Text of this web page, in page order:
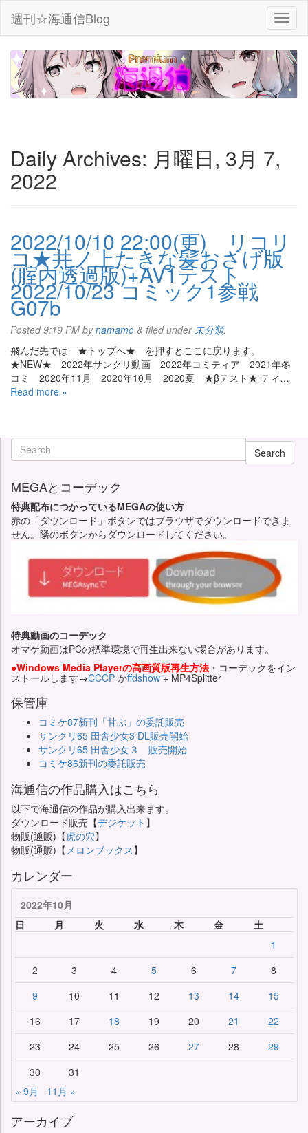
週刊☆海通信Blog
Daily Archives: 月曜日, 3月 7,
2022
2022/10/10 22:00(更) リコリ
コ★井ノ上たきな髪おさげ版
(腟内透過版)+AV1テスト
2022/10/23 コミック1参戦
G07b
Posted9:19 PM bynamamo & filed under未分類.
飛んだ先では—★トップへ★—を押すとここに戻ります。
★NEW★ 2022年サンクリ動画 2022年コミティア 2021年冬
コミ 2020年11月 2020年10月 2020夏 ★βテスト★ ティ…
Read more »
Search
MEGAとコーデック
特典配布につかっているMEGAの使い方
赤の「ダウンロード」ボタンではブラウザでダウンロードできま
せん。隣のボタンからダウンロードしてください。
特典動画のコーデック
オマケ動画はPCの標準環境で再生出来ない場合があります。
●Windows Media Playerの高画質版再生方法 ・コーデックをイン
ストールします→CCCP かffdshow + MP4Splitter
保管庫
コミケ87新刊「甘ぷ」の委託販売
サンクリ65 田舎少女3 DL販売開始
サンクリ65 田舎少女３ 販売開始
コミケ86新刊の委託販売
海通信の作品購入はこちら
以下で海通信の作品が購入出来ます。
ダウンロード販売【デジケット 】
物販(通販)【虎の穴】
物販(通販)【 メロンブックス 】
カレンダー
2022年10月
日
月 火 水 木 金
土
1
2
3 4 5 6 7
8
9
10 11 12 13 14
15
16
17 18 19 20 21
22
23
24 25 26 27 28
29
30
31
« 9月
11月 »
アーカイブ